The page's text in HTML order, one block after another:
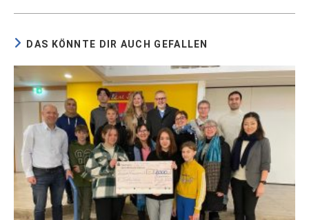
DAS KÖNNTE DIR AUCH GEFALLEN